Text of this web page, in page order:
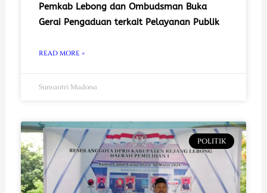
Pemkab Lebong dan Ombudsman Buka
Gerai Pengaduan terkait Pelayanan Publik
READ MORE »
Sumantri Madona
POLITIK